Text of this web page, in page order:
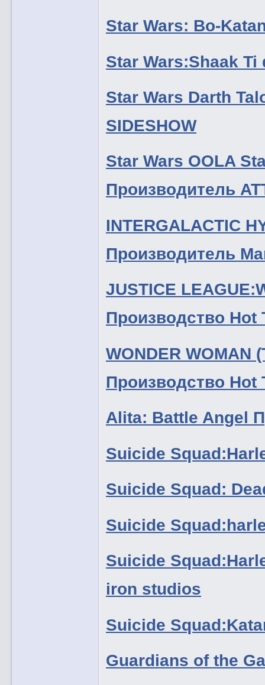
Star Wars: Bo-
Star Wars:Shaak
Star Wars Darth
SIDESHOW
Star Wars OOLA
Производитель
INTERGALACTIC
Производитель
JUSTICE
Производство Hot
WONDER WOMAN
Производство Hot
Alita: Battle Angel
Suicide
Suicide Squad:
Suicide
Suicide
iron studios
Suicide
Guardians of the